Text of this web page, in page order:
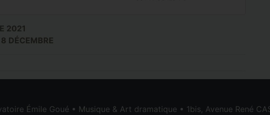
2021
DÉCEMBRE
Émile Goué • Musique & Art dramatique • 1bis, Avenue René